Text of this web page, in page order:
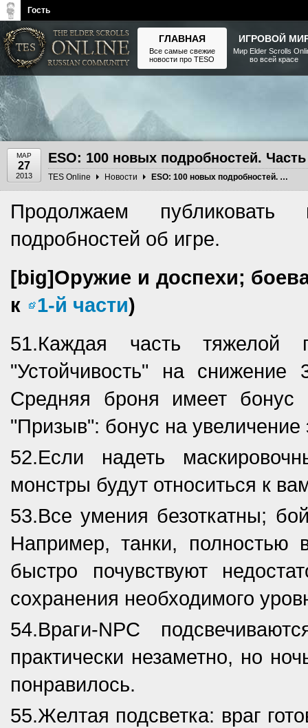
МАР
27
2013
ESO: 100 новых подробностей.
TES Online Новости ESO: 100 новых подробностей. Часть 2
Продолжаем
подробностей об игре.
[big]Оружие и доспехи;
к
1-й части)
51.Каждая часть тяжелой
"Устойчивость" на
Средняя броня имеет бонус
"Призыв": бонус на
52.Если надеть
монстры будут относиться к
53.Все умения безоткатны;
Например, танки, полностью
быстро почувствуют
сохранения необходимого
54.Враги-NPC
практически незаметно, но
понравилось.
55.Желтая подсветка: враг
The Elder Scrolls, Fallout,
Bethesda Softworks - статьи,
новости, дополнения
ГЛАВНАЯ
Все самые свежие
новости про TESO
ИГРОВОЙ
Мир Elder Scrolls
во всей красе
Гость